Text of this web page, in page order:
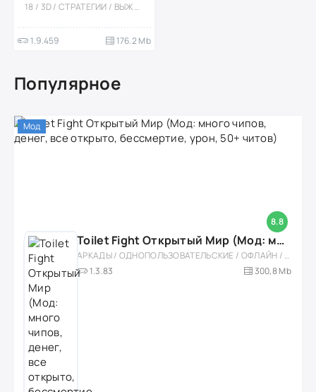
18 / 3D / СТРАТЕГИИ / ВЫЖИВАНИЕ / ОДНОПОЛЬЗОВАТЕЛЬСКИЕ / ОФЛАЙН / МОД / ЭРОТИКА / ВСТРОЕННЫЙ КЕШ
1.9.459 176.2 Mb
Популярное
8.8
Мод
Toilet Fight Открытый Мир (Мод: много чипов, денег, все открыто, бессмертие, урон, 50+ читов)
АРКАДЫ / ОДНОПОЛЬЗОВАТЕЛЬСКИЕ / ОФЛАЙН / МОД / РОЛЕВЫЕ / ШУТЕРЫ / ОТКРЫТЫЙ МИР / ВСТРОЕННЫЙ КЕШ / 3D / ЭКШЕНЫ / ТУАЛЕТНЫЕ ВОЙНЫ / ДЛЯ ДЕТЕЙ
1.3.83
300,8 Mb